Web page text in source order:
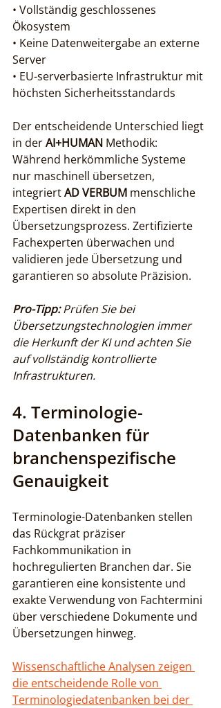
• Vollständig geschlossenes
Ökosystem
• Keine Datenweitergabe an externe
Server
• EU-serverbasierte Infrastruktur mit
höchsten Sicherheitsstandards
Der entscheidende Unterschied liegt
in der AI+HUMAN Methodik:
Während herkömmliche Systeme
nur maschinell übersetzen,
integriert AD VERBUM menschliche
Expertisen direkt in den
Übersetzungsprozess. Zertifizierte
Fachexperten überwachen und
validieren jede Übersetzung und
garantieren so absolute Präzision.
Pro-Tipp: Prüfen Sie bei
Übersetzungstechnologien immer
die Herkunft der KI und achten Sie
auf vollständig kontrollierte
Infrastrukturen.
4. Terminologie-
Datenbanken für
branchenspezifische
Genauigkeit
Terminologie-Datenbanken stellen
das Rückgrat präziser
Fachkommunikation in
hochregulierten Branchen dar. Sie
garantieren eine konsistente und
exakte Verwendung von Fachtermini
über verschiedene Dokumente und
Übersetzungen hinweg.
Wissenschaftliche Analysen zeigen
die entscheidende Rolle von
Terminologiedatenbanken bei der